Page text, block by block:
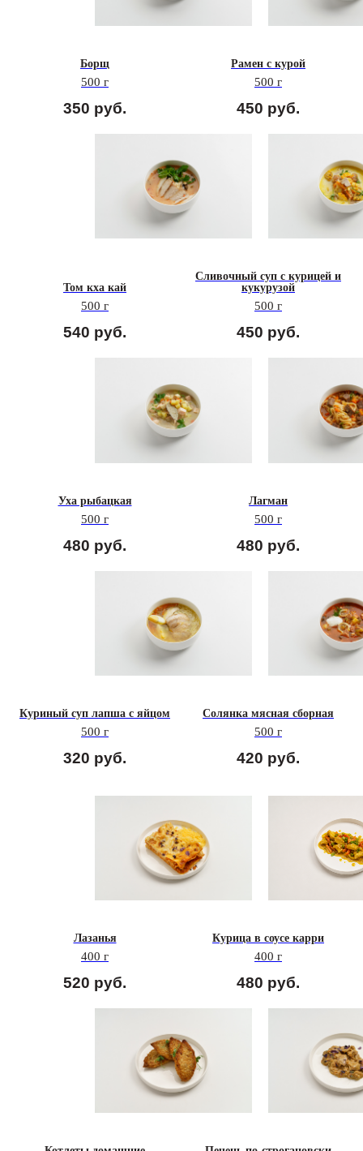
Борщ
500 г
350 руб.
Рамен с курой
500 г
450 руб.
Том кха кай
500 г
540 руб.
Сливочный суп с курицей и
кукурузой
500 г
450 руб.
Уха рыбацкая
500 г
480 руб.
Лагман
500 г
480 руб.
Куриный суп лапша с яйцом
500 г
320 руб.
Солянка мясная сборная
500 г
420 руб.
Лазанья
400 г
520 руб.
Курица в соусе карри
400 г
480 руб.